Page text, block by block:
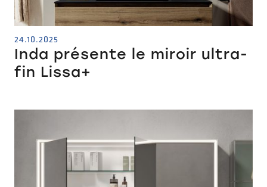
24.10.2025
Inda présente le miroir ultra-
fin Lissa+